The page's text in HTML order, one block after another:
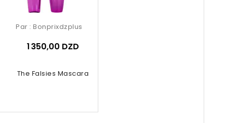
The Falsies Mascara
Par : Bonprixdzplus
1 350,00 DZD